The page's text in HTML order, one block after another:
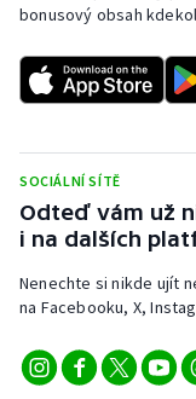
bonusový obsah
SOCIÁLNÍ SÍTĚ
Odteď vám už
i na dalších
Nenechte si nikde ujít
na Facebooku, X,